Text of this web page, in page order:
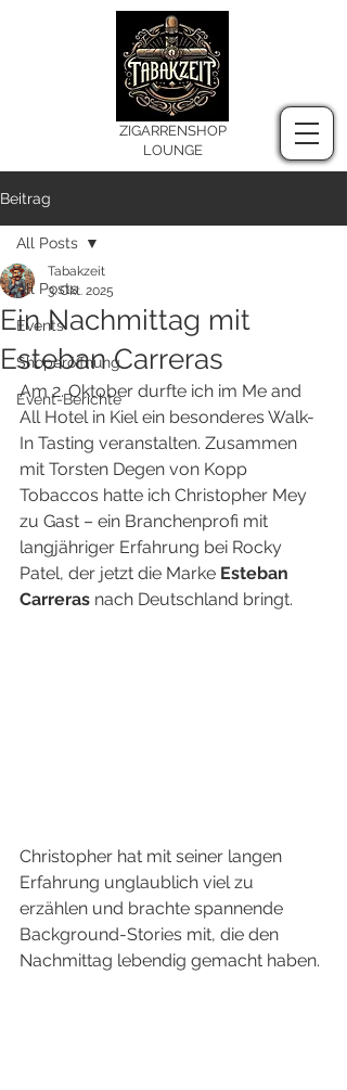
ZIGARRENSHOP
LOUNGE
Beitrag
All Posts
Events
Shoperöffnung
Event-Berichte
All Posts
Ein Nachmittag mit
Esteban Carreras
Tabakzeit
3. Okt. 2025
Am 2. Oktober durfte ich im Me and
All Hotel in Kiel ein besonderes Walk-
In Tasting veranstalten. Zusammen
mit Torsten Degen von Kopp
Tobaccos hatte ich Christopher Mey
zu Gast – ein Branchenprofi mit
langjähriger Erfahrung bei Rocky
Patel, der jetzt die Marke Esteban
Carreras nach Deutschland bringt.
Christopher hat mit seiner langen
Erfahrung unglaublich viel zu
erzählen und brachte spannende
Background-Stories mit, die den
Nachmittag lebendig gemacht haben.